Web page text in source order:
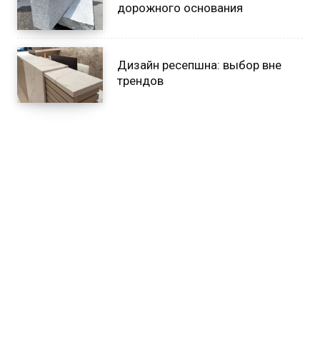
дорожного основания
Дизайн ресепшна: выбор вне
трендов